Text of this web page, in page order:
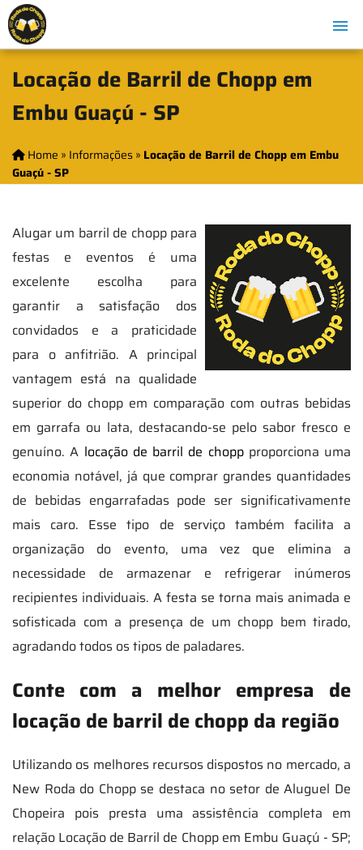
Locação de Barril de Chopp em
Embu Guaçú - SP
Home » Informações» Locação de Barril de Chopp em Embu
Guaçú - SP
Alugar um barril de chopp para
festas e eventos é uma
excelente escolha para
garantir a satisfação dos
convidados e a praticidade
para o anfitrião. A principal
vantagem está na qualidade
superior do chopp em comparação com outras bebidas
em garrafa ou lata, destacando-se pelo sabor fresco e
genuíno. A locação de barril de choppproporciona uma
economia notável, já que comprar grandes quantidades
de bebidas engarrafadas pode ser significativamente
mais caro. Esse tipo de serviço também facilita a
organização do evento, uma vez que elimina a
necessidade de armazenar e refrigerar inúmeros
recipientes individuais. A festa se torna mais animada e
sofisticada com a presença de um chopp bem tirado,
agradando todos os tipos de paladares.
Conte com a melhor empresa de
locação de barril de chopp da região
Utilizando os melhores recursos dispostos no mercado, a
New Roda do Chopp se destaca no setor de Aluguel De
Chopeira pois presta uma assistência completa em
relação Locação de Barril de Chopp em Embu Guaçú - SP;